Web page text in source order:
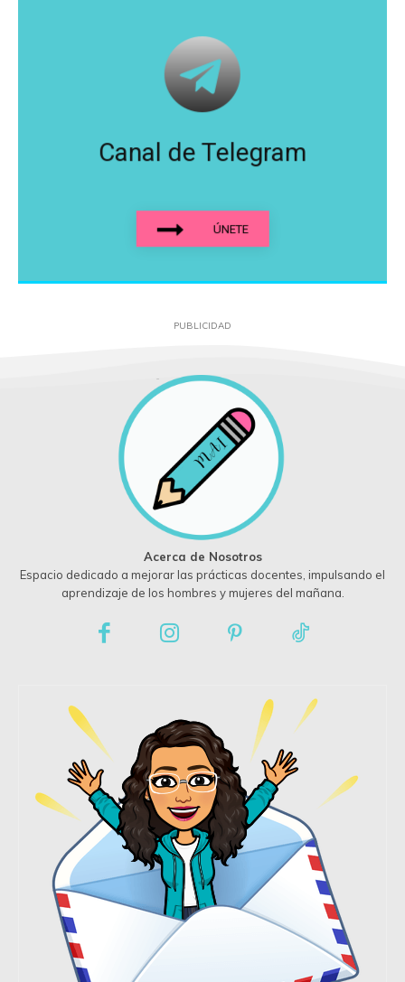
Canal de Telegram
ÚNETE
PUBLICIDAD
Acerca de Nosotros
Espacio dedicado a mejorar las prácticas docentes, impulsando el
aprendizaje de los hombres y mujeres del mañana.